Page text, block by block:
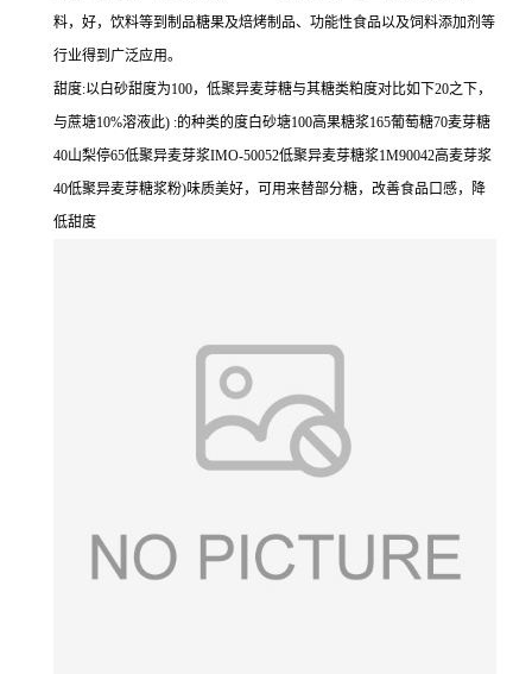
料，好，饮料等到制品糖果及焙烤制品、功能性食品以及饲料添加剂等
行业得到广泛应用。
甜度:以白砂甜度为100，低聚异麦芽糖与其糖类粕度对比如下20之下，
与蔗塘10%溶液此) :的种类的度白砂塘100高果糖浆165葡萄糖70麦芽糖
40山梨停65低聚异麦芽浆IMO-50052低聚异麦芽糖浆1M90042高麦芽浆
40低聚异麦芽糖浆粉)味质美好，可用来替部分糖，改善食品口感，降
低甜度